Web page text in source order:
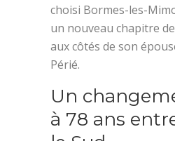
choisi Bormes-les-
un nouveau chapitre
aux côtés de son
Périé.
Un
à 78 ans